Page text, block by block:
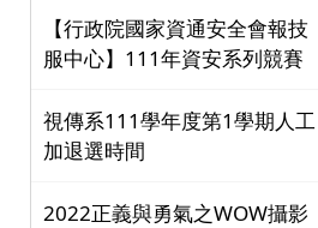
【行政院國家資通安全會報技
服中心】111年資安系列競賽
視傳系111學年度第1學期人工
加退選時間
2022正義與勇氣之WOW攝影